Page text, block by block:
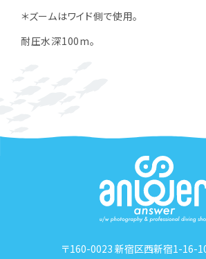
＊ズームはワイド側で使用。
耐圧水深100m。
〒160-0023 新宿区西新宿1-16-